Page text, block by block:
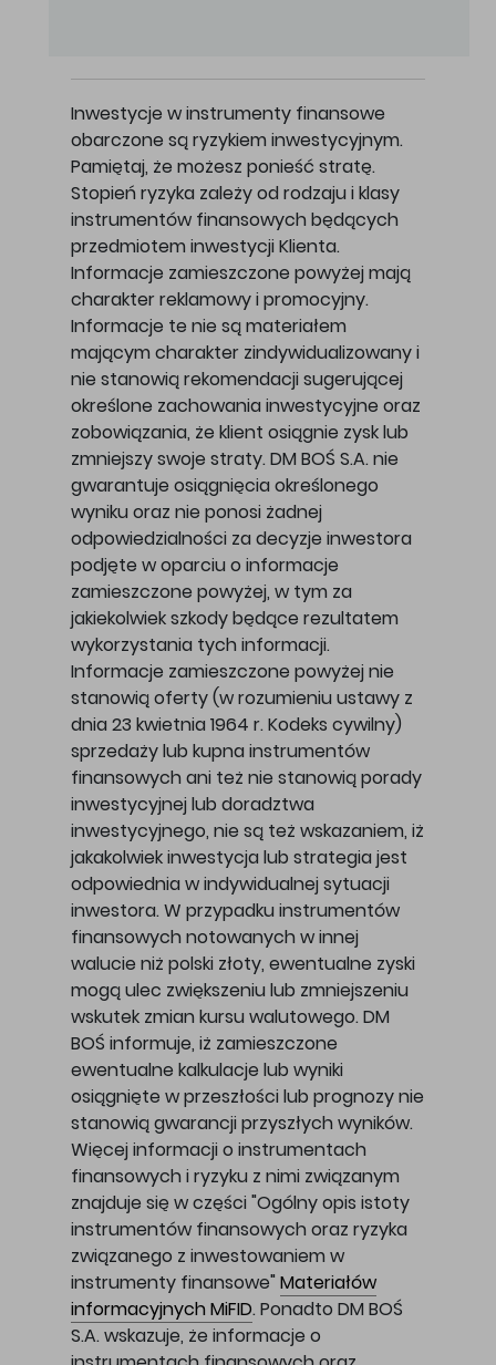
Inwestycje w instrumenty finansowe
obarczone są ryzykiem inwestycyjnym.
Pamiętaj, że możesz ponieść stratę.
Stopień ryzyka zależy od rodzaju i klasy
instrumentów finansowych będących
przedmiotem inwestycji Klienta.
Informacje zamieszczone powyżej mają
charakter reklamowy i promocyjny.
Informacje te nie są materiałem
mającym charakter zindywidualizowany i
nie stanowią rekomendacji sugerującej
określone zachowania inwestycyjne oraz
zobowiązania, że klient osiągnie zysk lub
zmniejszy swoje straty. DM BOŚ S.A. nie
gwarantuje osiągnięcia określonego
wyniku oraz nie ponosi żadnej
odpowiedzialności za decyzje inwestora
podjęte w oparciu o informacje
zamieszczone powyżej, w tym za
jakiekolwiek szkody będące rezultatem
wykorzystania tych informacji.
Informacje zamieszczone powyżej nie
stanowią oferty (w rozumieniu ustawy z
dnia 23 kwietnia 1964 r. Kodeks cywilny)
sprzedaży lub kupna instrumentów
finansowych ani też nie stanowią porady
inwestycyjnej lub doradztwa
inwestycyjnego, nie są też wskazaniem, iż
jakakolwiek inwestycja lub strategia jest
odpowiednia w indywidualnej sytuacji
inwestora. W przypadku instrumentów
finansowych notowanych w innej
walucie niż polski złoty, ewentualne zyski
mogą ulec zwiększeniu lub zmniejszeniu
wskutek zmian kursu walutowego. DM
BOŚ informuje, iż zamieszczone
ewentualne kalkulacje lub wyniki
osiągnięte w przeszłości lub prognozy nie
stanowią gwarancji przyszłych wyników.
Więcej informacji o instrumentach
finansowych i ryzyku z nimi związanym
znajduje się w części "Ogólny opis istoty
instrumentów finansowych oraz ryzyka
związanego z inwestowaniem w
instrumenty finansowe" Materiałów
informacyjnych MiFID. Ponadto DM BOŚ
S.A. wskazuje, że informacje o